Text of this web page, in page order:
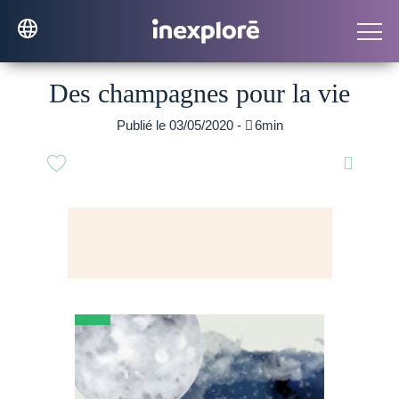
Des champagnes pour la vie
Publié le 03/05/2020 - 6min
